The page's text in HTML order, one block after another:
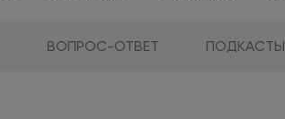
ВОПРОС-ОТВЕТ ПОДКАСТЫ